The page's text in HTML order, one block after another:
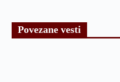
Povezane vesti